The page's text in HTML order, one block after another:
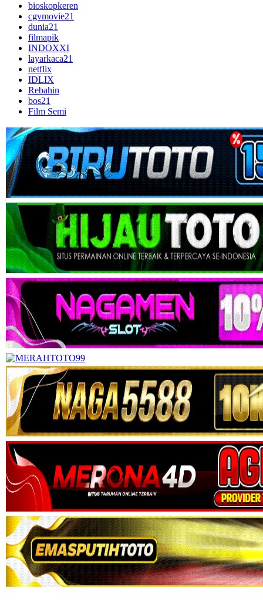
bioskopkeren
cgvmovie21
dunia21
filmapik
INDOXXI
layarkaca21
netflix
IDLIX
Rebahin
bos21
Film Semi